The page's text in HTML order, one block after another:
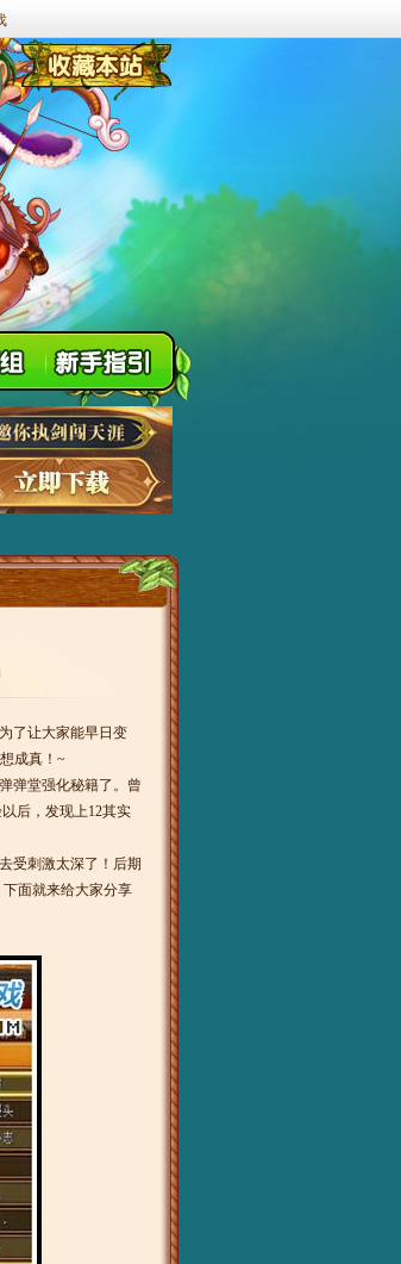
了让大家能早日变
成真！~
弹堂强化秘籍了。曾
后，发现上12其实
受刺激太深了！后期
面就来给大家分享